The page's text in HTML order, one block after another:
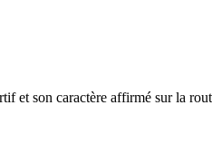
et son caractère affirmé sur la